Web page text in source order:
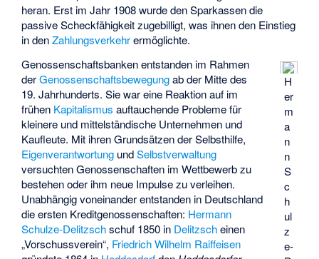
heran. Erst im Jahr 1908 wurde den Sparkassen die
passive Scheckfähigkeit zugebilligt, was ihnen den Einstieg
in denZahlungsverkehrermöglichte.
H
er
m
a
n
n
S
c
h
ul
z
e-
Genossenschaftsbanken entstanden im Rahmen
derGenossenschaftsbewegungab der Mitte des
19. Jahrhunderts. Sie war eine Reaktion auf im
frühen Kapitalismus auftauchende Probleme für
kleinere und mittelständische Unternehmen und
Kaufleute. Mit ihren Grundsätzen der Selbsthilfe,
Eigenverantwortung undSelbstverwaltung
versuchten Genossenschaften im Wettbewerb zu
bestehen oder ihm neue Impulse zu verleihen.
Unabhängig voneinander entstanden in Deutschland
die ersten Kreditgenossenschaften: Hermann
Schulze-Delitzschschuf 1850 in Delitzscheinen
„Vorschussverein“, Friedrich Wilhelm Raiffeisen